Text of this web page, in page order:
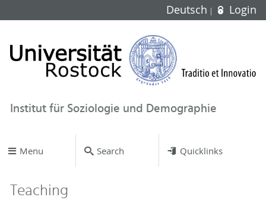
Deutsch Login
Institut für Soziologie und Demographie
Menu Search Quicklinks
Teaching